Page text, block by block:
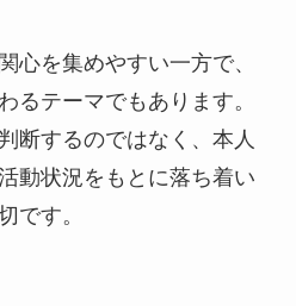
心を集めやすい一方で、
るテーマでもあります。
断するのではなく、本人
動状況をもとに落ち着い
です。